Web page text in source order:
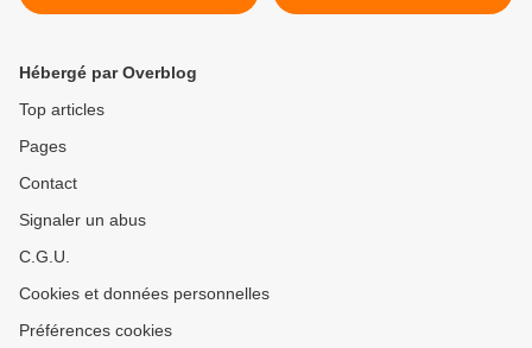
1960- 1970 (80),
par l’Église ?
justice et de vérité, dans les
Hébergé par Overblog
Top articles
Pages
Contact
Signaler un abus
C.G.U.
Cookies et données personnelles
Préférences cookies